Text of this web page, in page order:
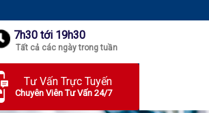
7h30 tới 19h30
Tất cả các ngày trong tuần
Tư Vấn Trực Tuyến
Chuyên Viên Tư Vấn 24/7